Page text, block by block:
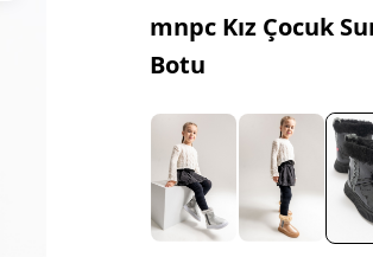
mnpc Kız Çocuk
Botu